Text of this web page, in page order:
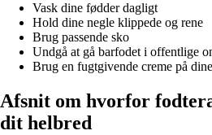
Vask dine fødder dagligt
Hold dine negle klippede og rene
Brug passende sko
Undgå at gå barfodet i offentlige
Brug en fugtgivende creme på
Afsnit om hvorfor
dit helbred